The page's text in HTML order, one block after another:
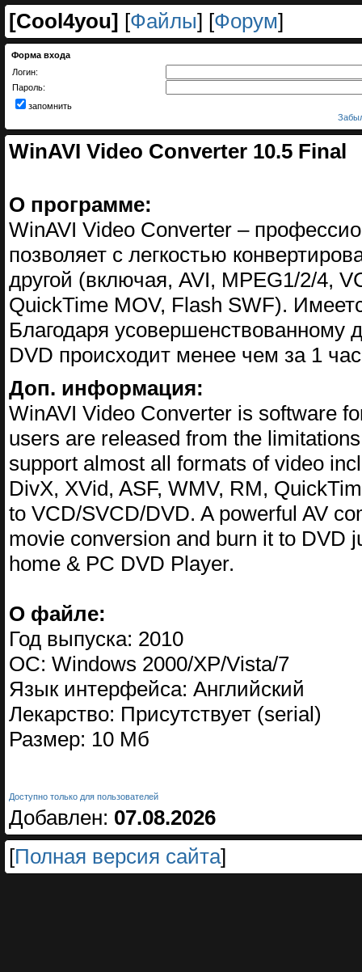
[Cool4you] [Файлы] [Форум]
Форма входа
Логин:
Пароль:
запомнить
WinAVI Video Converter 10.5 Final
О программе:
WinAVI Video Converter –
позволяет с легкостью
другой (включая, AVI, MPEG1/2/4,
QuickTime MOV, Flash SWF).
Благодаря усовершенствованному
DVD происходит менее чем за 1
Доп. информация:
WinAVI Video Converter is software
users are released from the
support almost all formats of video
DivX, XVid, ASF, WMV, RM,
to VCD/SVCD/DVD. A powerful AV
movie conversion and burn it to DVD
home & PC DVD Player.
О файле:
Год выпуска: 2010
ОС: Windows 2000/XP/Vista/7
Язык интерфейса: Английский
Лекарство: Присутствует (serial)
Размер: 10 Мб
Доступно только для пользователей
Добавлен: 07.08.2026
[Полная версия сайта]